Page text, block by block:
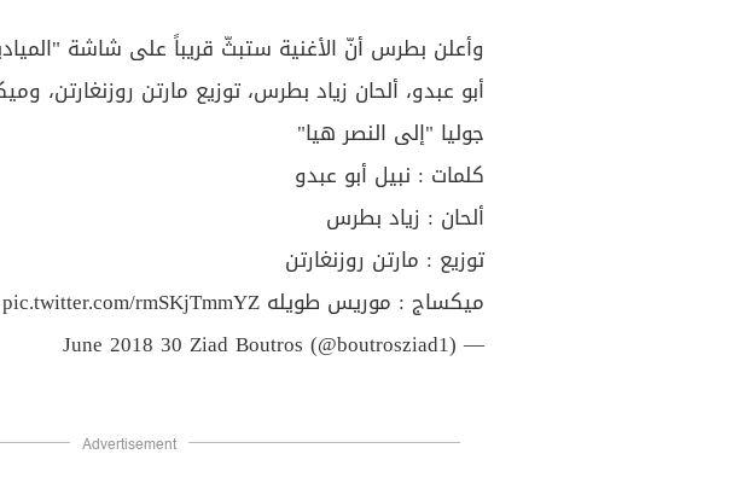
وأعلن بطرس أنّ الأغنية ستبثّ قريباً على شاشة
أبو عبدو، ألحان زياد بطرس، توزيع مارتن روزنغارتن،
جوليا "إلى النصر هيا"
كلمات : نبيل أبو عبدو
ألحان : زياد بطرس
توزيع : مارتن روزنغارتن
ميكساج : موريس طويله pic.twitter.com/rmSKjTmmYZ
— Ziad Boutros (@boutrosziad1)
30 June 2018
Advertisement